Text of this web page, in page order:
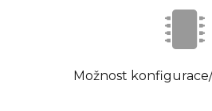
Možnost